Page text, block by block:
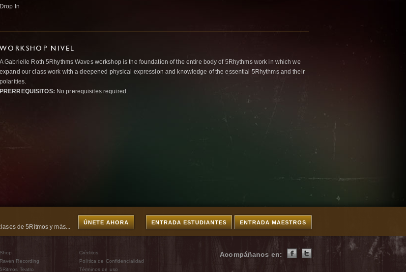
Drop In
WORKSHOP NIVEL
A Gabrielle Roth 5Rhythms Waves workshop is the foundation of the entire body of 5Rhythms work in which we
expand our class work with a deepened physical expression and knowledge of the essential 5Rhythms and their
polarities.
PRERREQUISITOS: No prerequisites required.
de 5Ritmos y más...
ÚNETE AHORA ENTRADA MAESTROS
ENTRADA ESTUDIANTES
Shop
Raven Recording
5Ritmos Teatro
Créditos
Política de Confidencialidad
Términos de uso
Acompáñanos en: